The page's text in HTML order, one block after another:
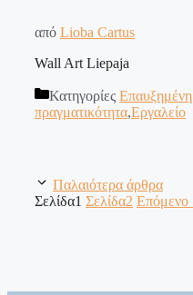
από Lioba Cartus
Wall Art Liepaja
Κατηγορίες Επαυξημένη
πραγματικότητα,Εργαλείο
Παλαιότερα άρθρα
Σελίδα1 Σελίδα2 Επόμενο